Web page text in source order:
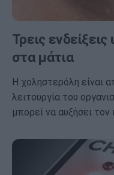
Τρεις
στα μάτια
Η χοληστερόλη είναι
λειτουργία του
μπορεί να αυξήσει τον